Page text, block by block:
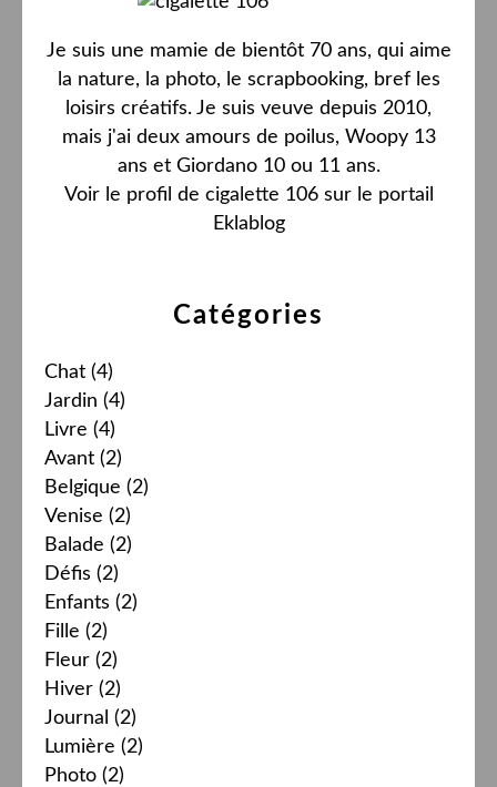
Catégories
Chat (4)
Jardin (4)
Livre (4)
Avant (2)
Belgique (2)
Venise (2)
Balade (2)
Défis (2)
Enfants (2)
Fille (2)
Fleur (2)
Hiver (2)
Journal (2)
Lumière (2)
Photo (2)
Je suis une mamie de bientôt 70 ans, qui aime
la nature, la photo, le scrapbooking, bref les
loisirs créatifs. Je suis veuve depuis 2010,
mais j'ai deux amours de poilus, Woopy 13
ans et Giordano 10 ou 11 ans.
Voir le profil de cigalette 106sur le portail
Eklablog